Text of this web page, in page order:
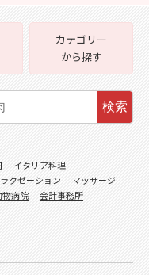
カテゴリー
から探す
検索
イタリア料理
クゼーション
マッサージ
物病院
会計事務所